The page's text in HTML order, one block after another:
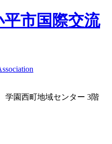
平市国際交流
学園西町地域センター 3階